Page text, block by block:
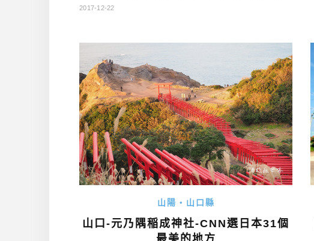
場我高中同學的LIVE表演，而S先生也正巧去看，全
過時不時有在台灣活動。今年初他介紹給我想推動大
村灣整體行銷的N先生，他很熱情的邀請我到大村灣
看看，並想跟我聊聊有 […]…
2017-12-22
山陽・山口縣
山口-元乃隅稲成神社-CNN選日本31個
最美的地方